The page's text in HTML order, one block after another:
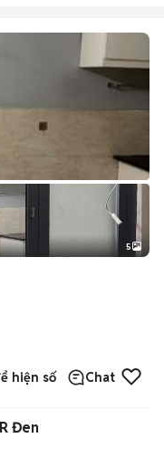
5
hiện số Chat
Đen